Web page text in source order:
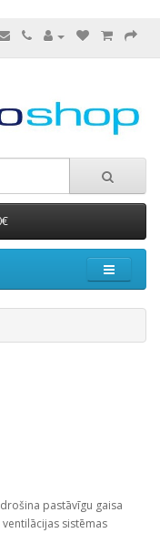
pastāvīgu gaisa
sistēmas